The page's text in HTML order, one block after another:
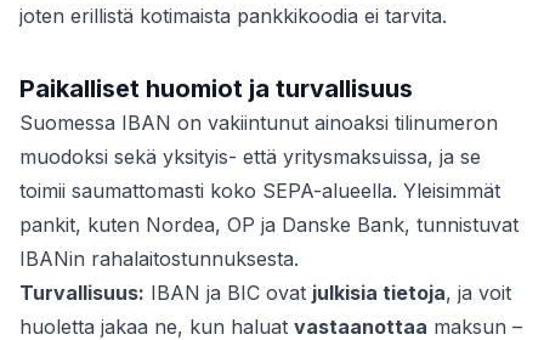
joten erillistä kotimaista pankkikoodia ei tarvita.
Paikalliset huomiot ja turvallisuus
Suomessa IBAN on vakiintunut ainoaksi tilinumeron
muodoksi sekä yksityis- että yritysmaksuissa, ja se
toimii saumattomasti koko SEPA-alueella. Yleisimmät
pankit, kuten Nordea, OP ja Danske Bank, tunnistuvat
IBANin rahalaitostunnuksesta.
Turvallisuus: IBAN ja BIC ovat julkisia tietoja, ja voit
huoletta jakaa ne, kun haluat vastaanottaa maksun –